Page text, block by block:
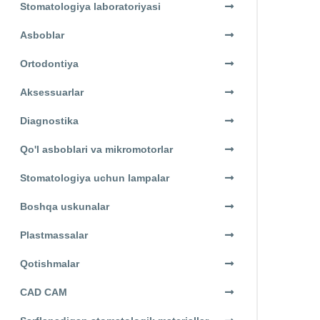
Stomatologiya laboratoriyasi
Asboblar
Ortodontiya
Aksessuarlar
Diagnostika
Qo'l asboblari va mikromotorlar
Stomatologiya uchun lampalar
Boshqa uskunalar
Plastmassalar
Qotishmalar
CAD CAM